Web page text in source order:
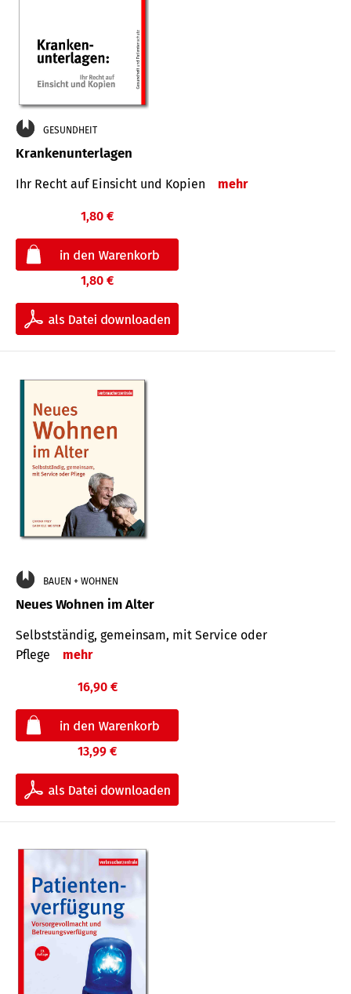
GESUNDHEIT
Krankenunterlagen
Ihr Recht auf Einsicht und Kopien mehr
1,80 €
1,80 €
BAUEN + WOHNEN
Neues Wohnen im Alter
Selbstständig, gemeinsam, mit Service oder
Pflege
mehr
16,90 €
13,99 €